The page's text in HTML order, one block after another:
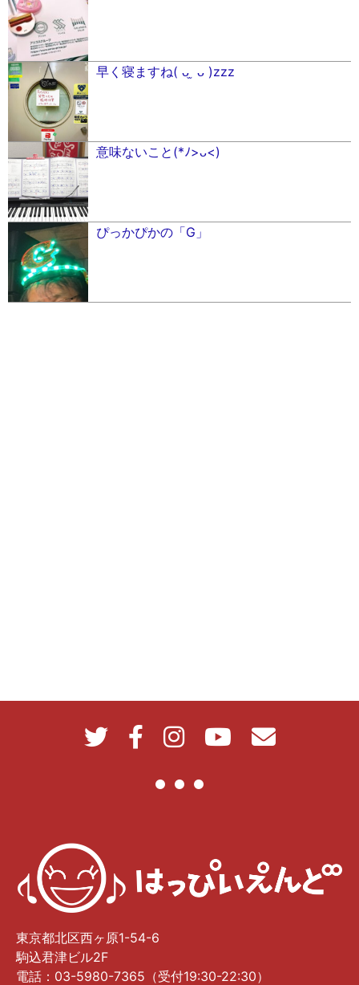
早く寝ますね( ᴗ ̫ ᴗ )zzz
意味ないこと(*ﾉ>ᴗ<)
ぴっかぴかの「G」
東京都北区西ヶ原1-54-6
駒込君津ビル2F
電話：03-5980-7365（受付19:30-22:30）